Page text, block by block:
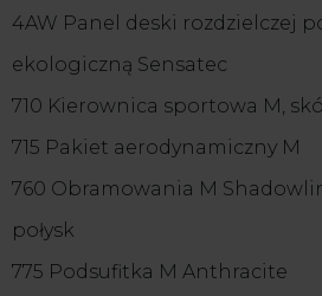
4AW Panel deski rozdzielczej
ekologiczną Sensatec
710 Kierownica sportowa M,
715 Pakiet aerodynamiczny M
760 Obramowania M
połysk
775 Podsufitka M Anthracite